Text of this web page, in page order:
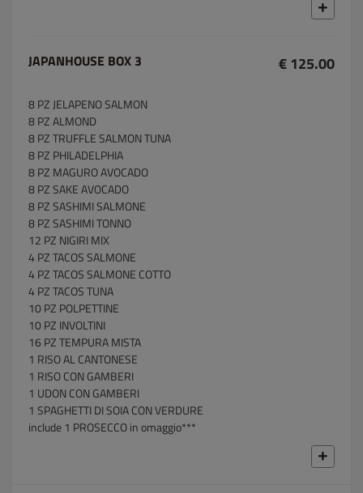
JAPANHOUSE BOX 3 € 125.00
8 PZ JELAPENO SALMON
8 PZ ALMOND
8 PZ TRUFFLE SALMON TUNA
8 PZ PHILADELPHIA
8 PZ MAGURO AVOCADO
8 PZ SAKE AVOCADO
8 PZ SASHIMI SALMONE
8 PZ SASHIMI TONNO
12 PZ NIGIRI MIX
4 PZ TACOS SALMONE
4 PZ TACOS SALMONE COTTO
4 PZ TACOS TUNA
10 PZ POLPETTINE
10 PZ INVOLTINI
16 PZ TEMPURA MISTA
1 RISO AL CANTONESE
1 RISO CON GAMBERI
1 UDON CON GAMBERI
1 SPAGHETTI DI SOIA CON VERDURE
include 1 PROSECCO in omaggio***